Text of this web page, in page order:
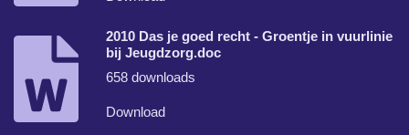
2010 Das je goed recht - Groentje in vuurlinie
bij Jeugdzorg.doc
658 downloads
Download